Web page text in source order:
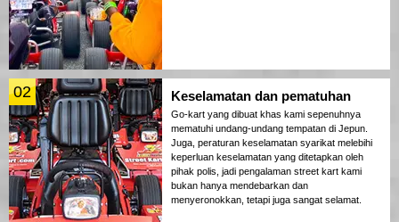
02 Keselamatan dan pematuhan
Go-kart yang dibuat khas kami sepenuhnya
mematuhi undang-undang tempatan di Jepun.
Juga, peraturan keselamatan syarikat melebihi
keperluan keselamatan yang ditetapkan oleh
pihak polis, jadi pengalaman street kart kami
bukan hanya mendebarkan dan
menyeronokkan, tetapi juga sangat selamat.